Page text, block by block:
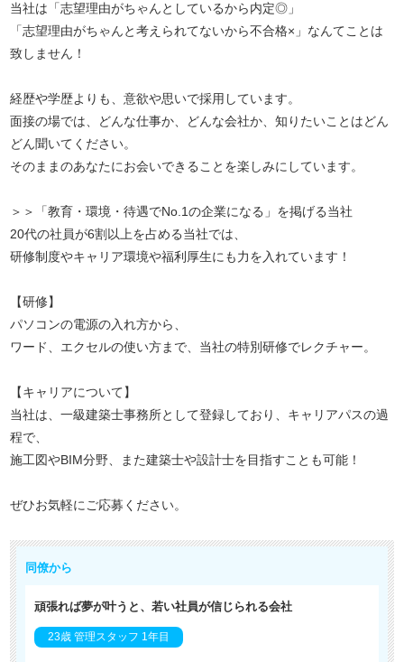
当社は「志望理由がちゃんとしているから内定◎」
「志望理由がちゃんと考えられてないから不合格×」なんてことは
致しません！
経歴や学歴よりも、意欲や思いで採用しています。
面接の場では、どんな仕事か、どんな会社か、知りたいことはどん
どん聞いてください。
そのままのあなたにお会いできることを楽しみにしています。
＞＞「教育・環境・待遇でNo.1の企業になる」を掲げる当社
20代の社員が6割以上を占める当社では、
研修制度やキャリア環境や福利厚生にも力を入れています！
【研修】
パソコンの電源の入れ方から、
ワード、エクセルの使い方まで、当社の特別研修でレクチャー。
【キャリアについて】
当社は、一級建築士事務所として登録しており、キャリアパスの過
程で、
施工図やBIM分野、また建築士や設計士を目指すことも可能！
ぜひお気軽にご応募ください。
同僚から
頑張れば夢が叶うと、若い社員が信じられる会社
23歳 管理スタッフ 1年目